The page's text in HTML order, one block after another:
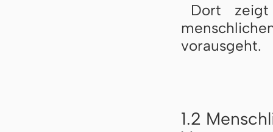
Dort
vorausgeht.
1.2